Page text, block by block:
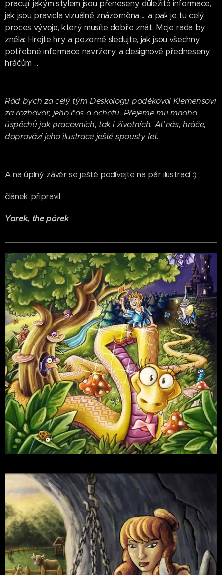
pracují, jakým stylem jsou přeneseny důležité informace,
jak jsou pravidla vizuálně znázorněna ... a pak je tu celý
proces vývoje, který musíte dobře znát. Moje rada by
zněla: Hrejte hry a pozorně sledujte, jak jsou všechny
potřebné informace navrženy a designově předneseny
hráčům ...
Rád bych za celý tým Deskologu poděkoval Klemensovi
za rozhovor, jeho čas a ochotu. Přejeme mu mnoho
úspěchů jak pracovních, tak i životních. Ať nás, hráče,
doprovází jeho ilustrace ještě spousty let.
A na úplný závěr se ještě podívejte na pár ilustrací :)
článek připravil
Yarek, the párek